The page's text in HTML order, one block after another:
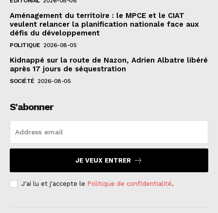
Aménagement du territoire : le MPCE et le CIAT
veulent relancer la planification nationale face aux
défis du développement
POLITIQUE 2026-08-05
Kidnappé sur la route de Nazon, Adrien Albatre libéré
après 17 jours de séquestration
SOCIÉTÉ 2026-08-05
S'abonner
JE VEUX ENTRER
J'ai lu et j'accepte le Politique de confidentialité.